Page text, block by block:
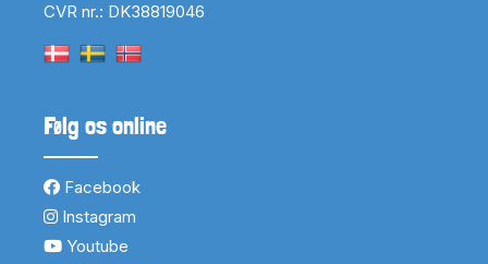
CVR nr.: DK38819046
Følg os online
Facebook
Instagram
Youtube